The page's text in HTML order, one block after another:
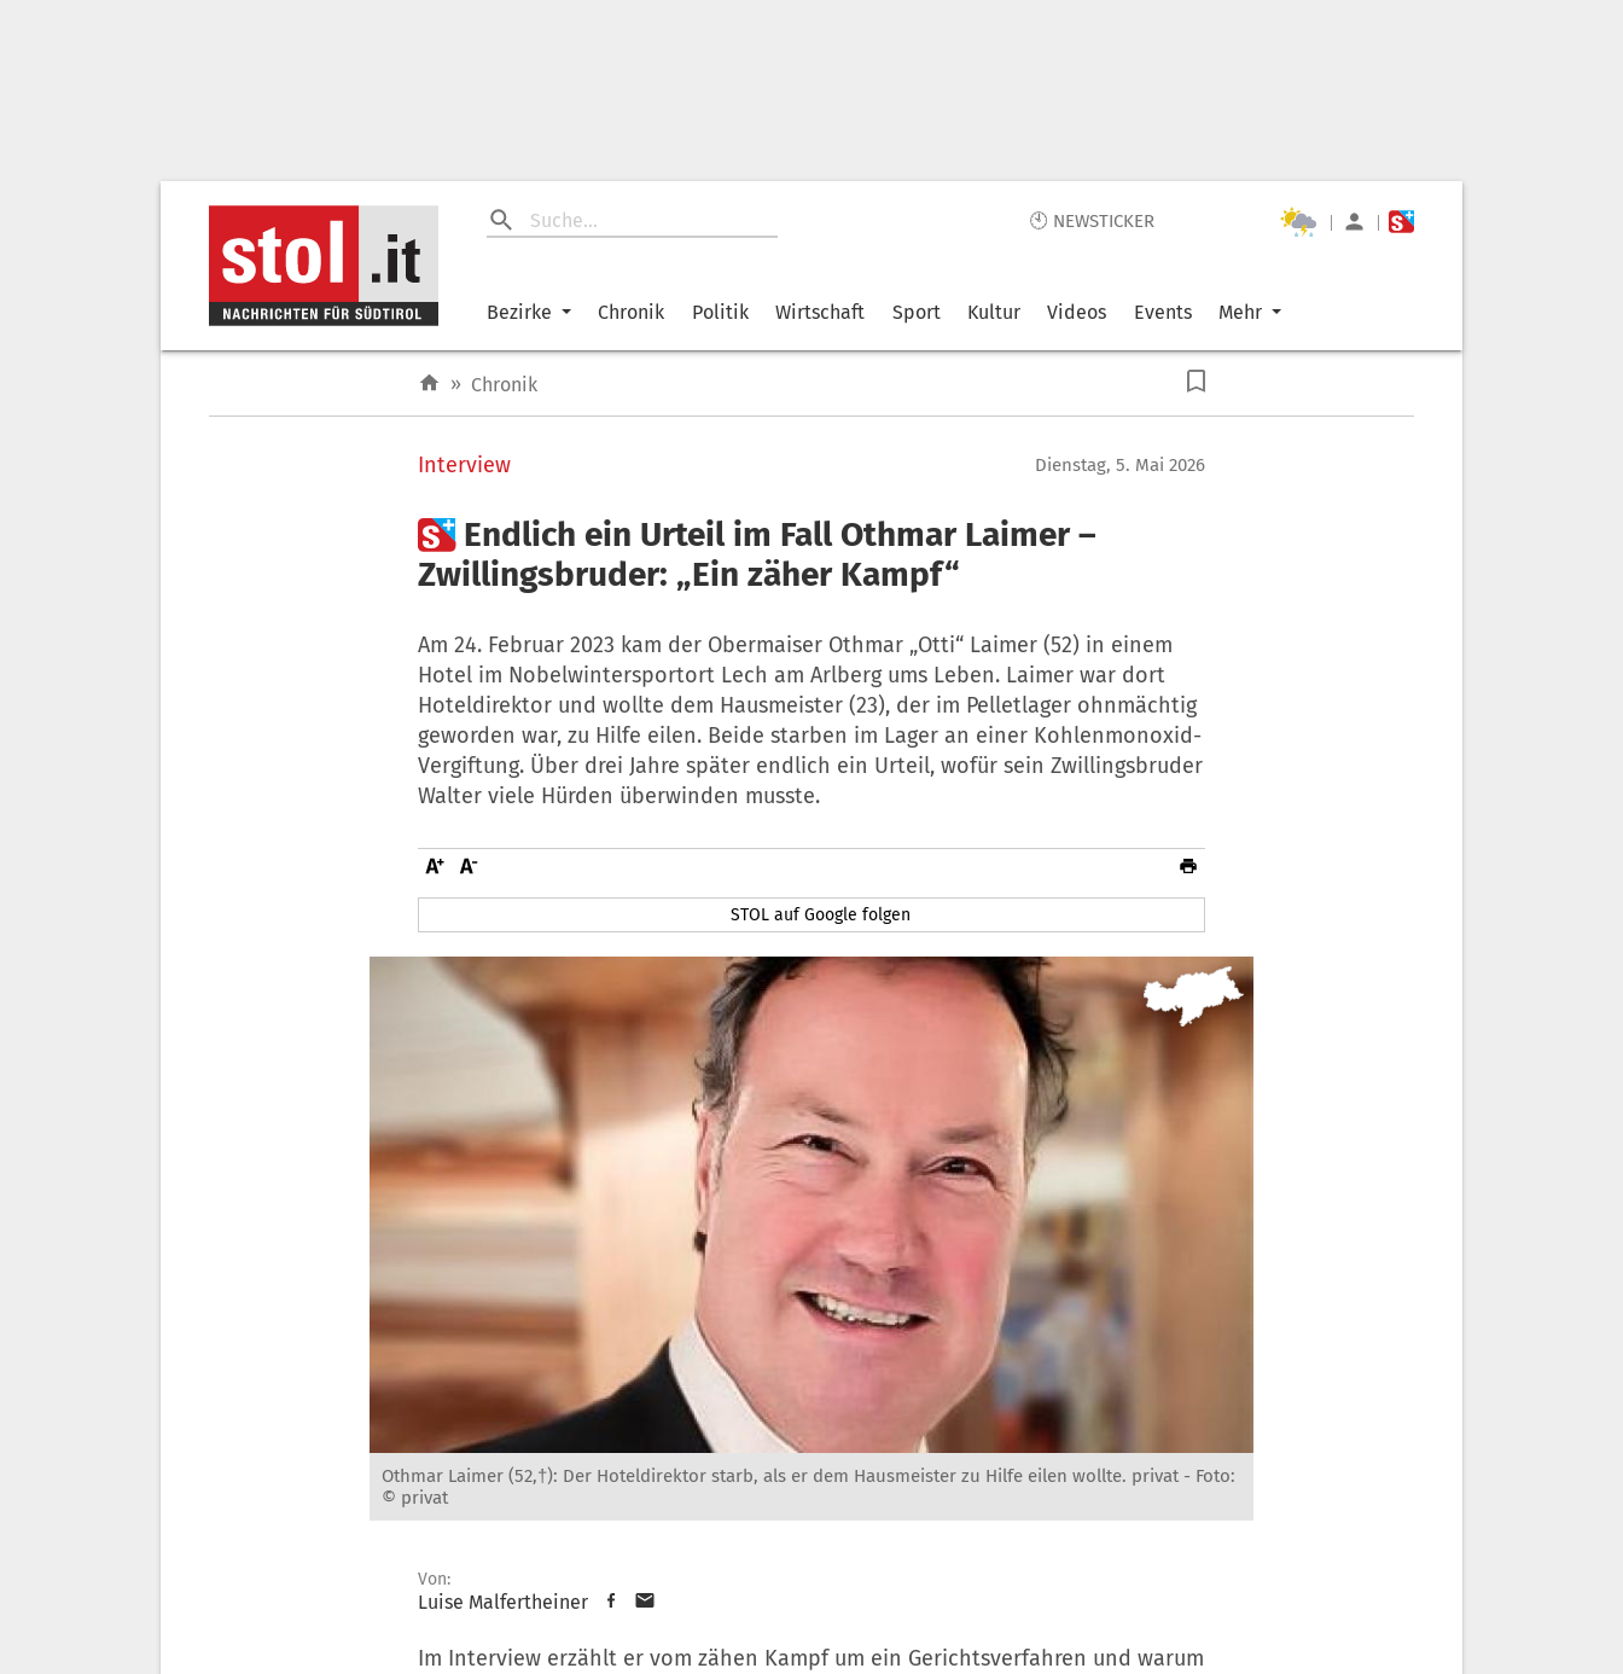
🕙 NEWSTICKER | |
Bezirke Chronik Politik Wirtschaft Sport Kultur Videos Events Mehr
» Chronik
Interview Dienstag, 5. Mai 2026
 Endlich ein Urteil im Fall Othmar Laimer –
Zwillingsbruder: „Ein zäher Kampf“
Am 24. Februar 2023 kam der Obermaiser Othmar „Otti“ Laimer (52) in einem
Hotel im Nobelwintersportort Lech am Arlberg ums Leben. Laimer war dort
Hoteldirektor und wollte dem Hausmeister (23), der im Pelletlager ohnmächtig
geworden war, zu Hilfe eilen. Beide starben im Lager an einer Kohlenmonoxid-
Vergiftung. Über drei Jahre später endlich ein Urteil, wofür sein Zwillingsbruder
Walter viele Hürden überwinden musste.
STOL auf Google folgen
Othmar Laimer (52,†): Der Hoteldirektor starb, als er dem Hausmeister zu Hilfe eilen wollte. privat - Foto:
© privat
Von:
Luise Malfertheiner
Im Interview erzählt er vom zähen Kampf um ein Gerichtsverfahren und warum